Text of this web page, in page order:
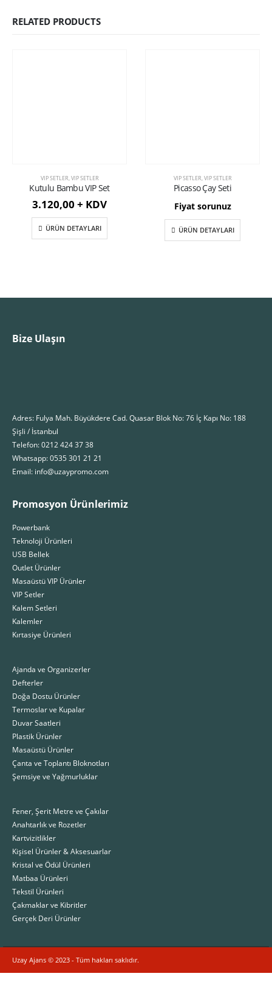
RELATED PRODUCTS
VIP SETLER,VIP SETLER
Kutulu Bambu VIP Set
3.120,00 + KDV
ÜRÜN DETAYLARI
VIP SETLER,VIP SETLER
Picasso Çay Seti
Fiyat sorunuz
ÜRÜN DETAYLARI
Bize Ulaşın
Adres: Fulya Mah. Büyükdere Cad. Quasar Blok No: 76 İç Kapı No: 188
Şişli / İstanbul
Telefon: 0212 424 37 38
Whatsapp: 0535 301 21 21
Email: info@uzaypromo.com
Promosyon Ürünlerimiz
Powerbank
Teknoloji Ürünleri
USB Bellek
Outlet Ürünler
Masaüstü VIP Ürünler
VIP Setler
Kalem Setleri
Kalemler
Kırtasiye Ürünleri
Ajanda ve Organizerler
Defterler
Doğa Dostu Ürünler
Termoslar ve Kupalar
Duvar Saatleri
Plastik Ürünler
Masaüstü Ürünler
Çanta ve Toplantı Bloknotları
Şemsiye ve Yağmurluklar
Fener, Şerit Metre ve Çakılar
Anahtarlık ve Rozetler
Kartvizitlikler
Kişisel Ürünler & Aksesuarlar
Kristal ve Ödül Ürünleri
Matbaa Ürünleri
Tekstil Ürünleri
Çakmaklar ve Kibritler
Gerçek Deri Ürünler
Uzay Ajans © 2023 - Tüm hakları saklıdır.